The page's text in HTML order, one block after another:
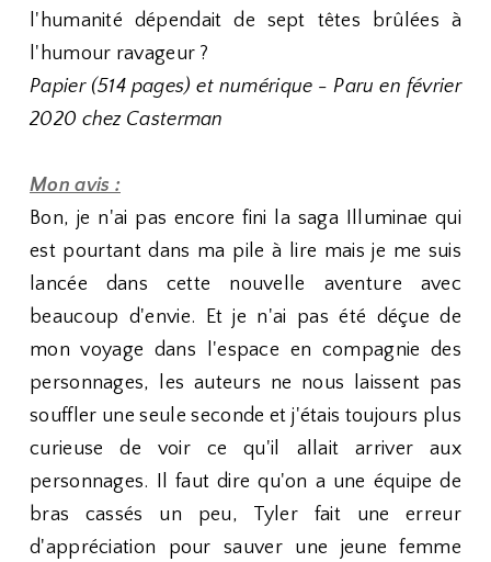
l'humanité dépendait de sept têtes brûlées à
l'humour ravageur ?
Papier (514 pages) et numérique - Paru en février
2020 chez Casterman
Mon avis :
Bon, je n'ai pas encore fini la saga Illuminae qui
est pourtant dans ma pile à lire mais je me suis
lancée dans cette nouvelle aventure avec
beaucoup d'envie. Et je n'ai pas été déçue de
mon voyage dans l'espace en compagnie des
personnages, les auteurs ne nous laissent pas
souffler une seule seconde et j'étais toujours plus
curieuse de voir ce qu'il allait arriver aux
personnages. Il faut dire qu'on a une équipe de
bras cassés un peu, Tyler fait une erreur
d'appréciation pour sauver une jeune femme